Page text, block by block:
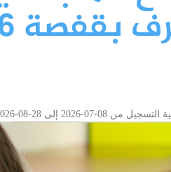
2026-2027
08-07-2026 إلى 28-08-2026